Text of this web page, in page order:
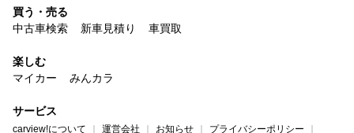
買う・売る
中古車検索
新車見積り 車買取
楽しむ
マイカー
みんカラ
サービス
carview!について 運営会社 お知らせ プライバシーポリシー